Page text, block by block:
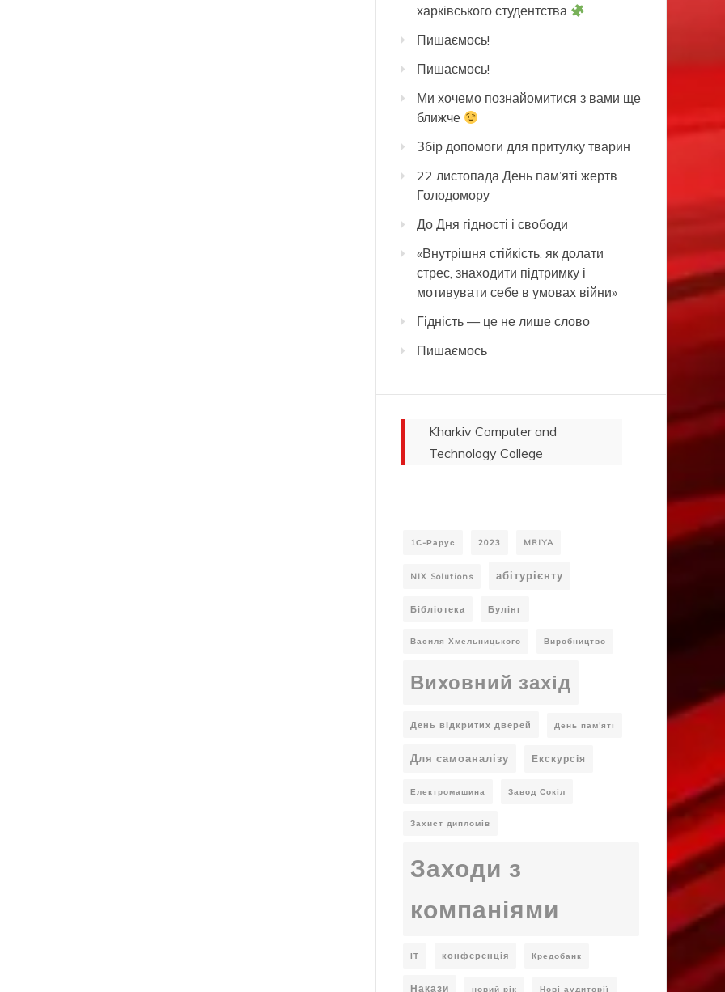
харківського студентства
Пишаємось!
Пишаємось!
Ми хочемо познайомитися з вами ще
ближче
Збір допомоги для притулку тварин
22 листопада День пам’яті жертв
Голодомору
До Дня гідності і свободи
«Внутрішня стійкість: як долати
стрес, знаходити підтримку і
мотивувати себе в умовах війни»
Гідність — це не лише слово
Пишаємось
Kharkiv Computer and
Technology College
1С-Рарус 2023 MRIYA
NIX Solutions абітурієнту
Бібліотека Булінг
Василя Хмельницького Виробництво
Виховний захід
День відкритих дверей День пам'яті
Для самоаналізу Екскурсія
Електромашина Завод Сокіл
Захист дипломів
Заходи з
компаніями
ІТ конференція Кредобанк
Накази новий рік Нові аудиторії